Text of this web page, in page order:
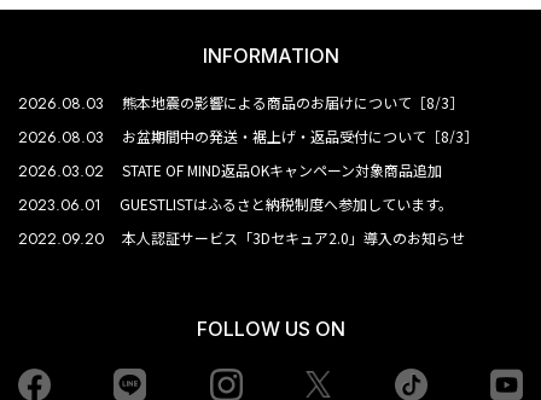
INFORMATION
2026.08.03 熊本地震の影響による商品のお届けについて［8/3］
2026.08.03 お盆期間中の発送・裾上げ・返品受付について［8/3］
2026.03.02 STATE OF MIND返品OKキャンペーン対象商品追加
2023.06.01 GUESTLISTはふるさと納税制度へ参加しています。
2022.09.20 本人認証サービス「3Dセキュア2.0」導入のお知らせ
FOLLOW US ON
Facebook Instagram tiktok